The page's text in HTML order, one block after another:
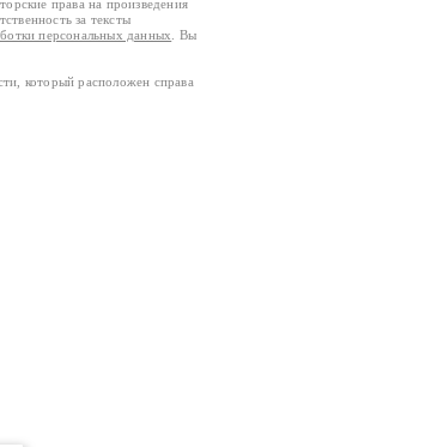
права на произведения
за тексты
персональных данных
. Вы
который расположен справа